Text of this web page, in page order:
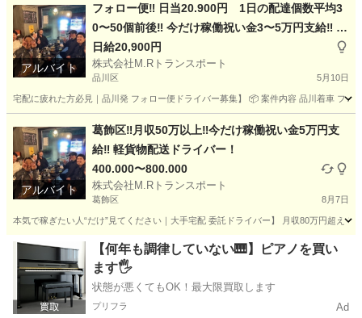
アルバイト
フォロー便‼️ 日当20.900円 1日の配達個数平均3
0〜50個前後‼️ 今だけ稼働祝い金3〜5万円支給‼️ 軽
貨物配送ドライバー
日給20,900円
株式会社M.Rトランスポート
品川区 5月10日
宅配に疲れた方必見｜品川発 フォロー便ドライバー募集】 📦 案件内容 品川着車 フ
配送 貨物
アルバイト
葛飾区‼️月収50万以上‼️今だけ稼働祝い金5万円支
給‼️ 軽貨物配送ドライバー！
400.000〜800.000
株式会社M.Rトランスポート
葛飾区 8月7日
本気で稼ぎたい人“だけ”見てください｜大手宅配 委託ドライバー】 月収80万円超え
東京 葛飾区 配送 給料
【何年も調律していない🎹】ピアノを買い
ます🖐️
状態が悪くてもOK！最大限買取します
プリフラ Ad